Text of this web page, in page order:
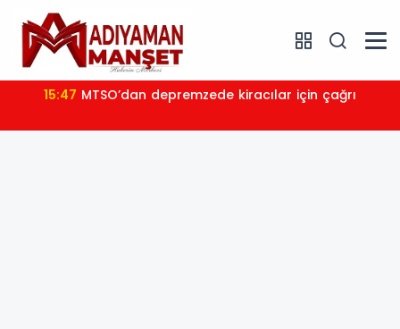
15:47 MTSO’dan depremzede kiracılar için çağrı